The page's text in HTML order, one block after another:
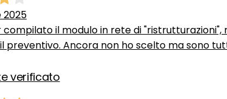
2025
compilato il modulo in rete di
preventivo. Ancora non ho scelto ma sono
verificato